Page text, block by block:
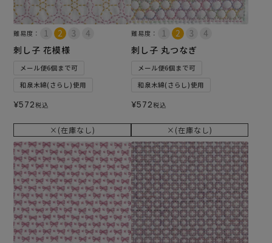
難易度：
刺し子 花模様
メール便6個まで可
和泉木綿(さらし)使用
¥572税込
×(在庫なし)
難易度：
刺し子 丸つなぎ
メール便6個まで可
和泉木綿(さらし)使用
¥572税込
×(在庫なし)